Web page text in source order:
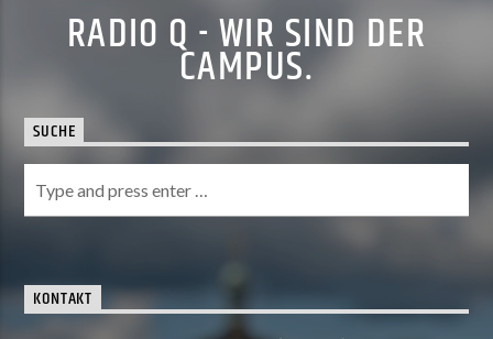
RADIO Q - WIR SIND DER
CAMPUS.
SUCHE
KONTAKT